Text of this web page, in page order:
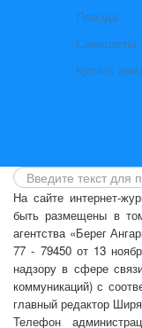
Поезда
Самолеты
Купить
На сайте интернет-
быть размещены в
агентства «Берег
77 - 79450 от 13
надзору в сфере
коммуникаций) с
главный редактор
Телефон